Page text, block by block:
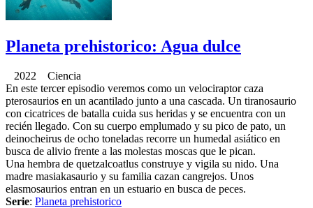
Planeta prehistorico: Agua dulce
2022 Ciencia
En este tercer episodio veremos como un velociraptor caza
pterosaurios en un acantilado junto a una cascada. Un tiranosaurio
con cicatrices de batalla cuida sus heridas y se encuentra con un
recién llegado. Con su cuerpo emplumado y su pico de pato, un
deinocheirus de ocho toneladas recorre un humedal asiático en
busca de alivio frente a las molestas moscas que le pican.
Una hembra de quetzalcoatlus construye y vigila su nido. Una
madre masiakasaurio y su familia cazan cangrejos. Unos
elasmosaurios entran en un estuario en busca de peces.
Serie: Planeta prehistorico